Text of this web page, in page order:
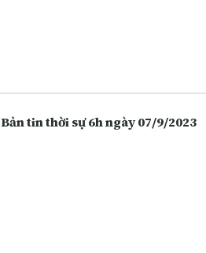
Bản tin thời sự 6h ngày 07/9/2023